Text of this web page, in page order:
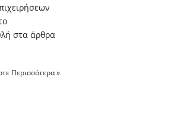
στα άρθρα
Περισσότερα »